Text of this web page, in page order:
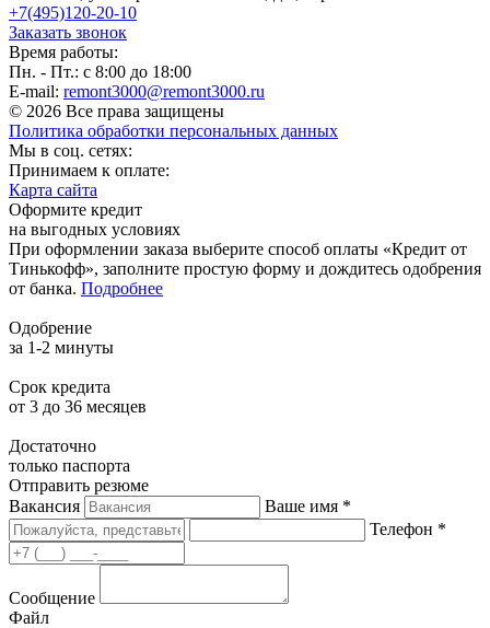
+7(495)120-20-10
Заказать звонок
Время работы:
Пн. - Пт.: с 8:00 до 18:00
E-mail: remont3000@remont3000.ru
© 2026 Все права защищены
Политика обработки персональных данных
Мы в соц. сетях:
Принимаем к оплате:
Карта сайта
Оформите кредит
на выгодных условиях
При оформлении заказа выберите способ оплаты «Кредит от
Тинькофф», заполните простую форму и дождитесь одобрения
от банка. Подробнее
Одобрение
за 1-2 минуты
Срок кредита
от 3 до 36 месяцев
Достаточно
только паспорта
Отправить резюме
Вакансия
Ваше имя *
Телефон *
Сообщение
Файл